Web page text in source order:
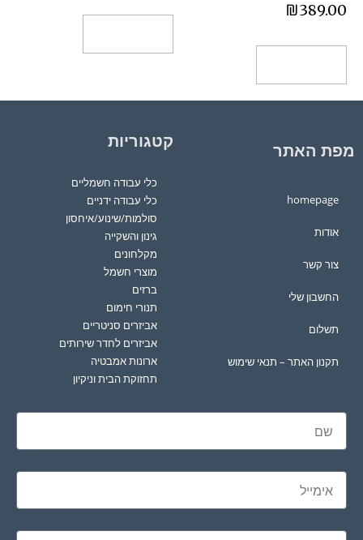
₪389.00
מפת האתר
homepage
אודות
צור קשר
החשבון שלי
תשלום
תקנון האתר – תנאי שימוש
קטגוריות
כלי עבודה חשמליים
כלי עבודה ידניים
סולמות/שינוע/איחסון
גינון והשקייה
מקלחונים
מוצרי חשמל
ברזים
תנורי חימום
אביזרים סניטריים
אביזרים לחדר שירותים
ארונות אמבטיה
תחזוקת הבית וניקיון